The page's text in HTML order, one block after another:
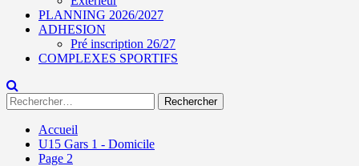
PLANNING 2026/2027
ADHESION
Pré inscription 26/27
COMPLEXES SPORTIFS
Rechercher :
Accueil
U15 Gars 1 - Domicile
Page 2